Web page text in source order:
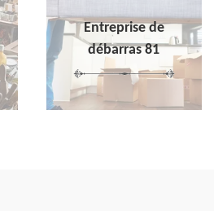
Entreprise de
débarras 81